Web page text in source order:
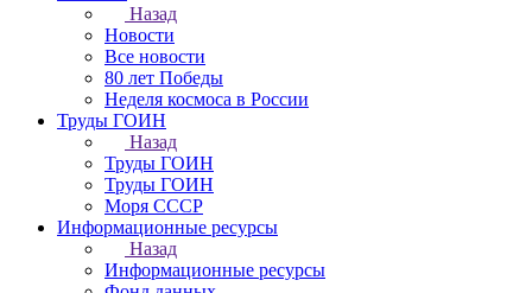
Назад
Новости
Все новости
80 лет Победы
Неделя космоса в России
Труды ГОИН
Назад
Труды ГОИН
Труды ГОИН
Моря СССР
Информационные ресурсы
Назад
Информационные ресурсы